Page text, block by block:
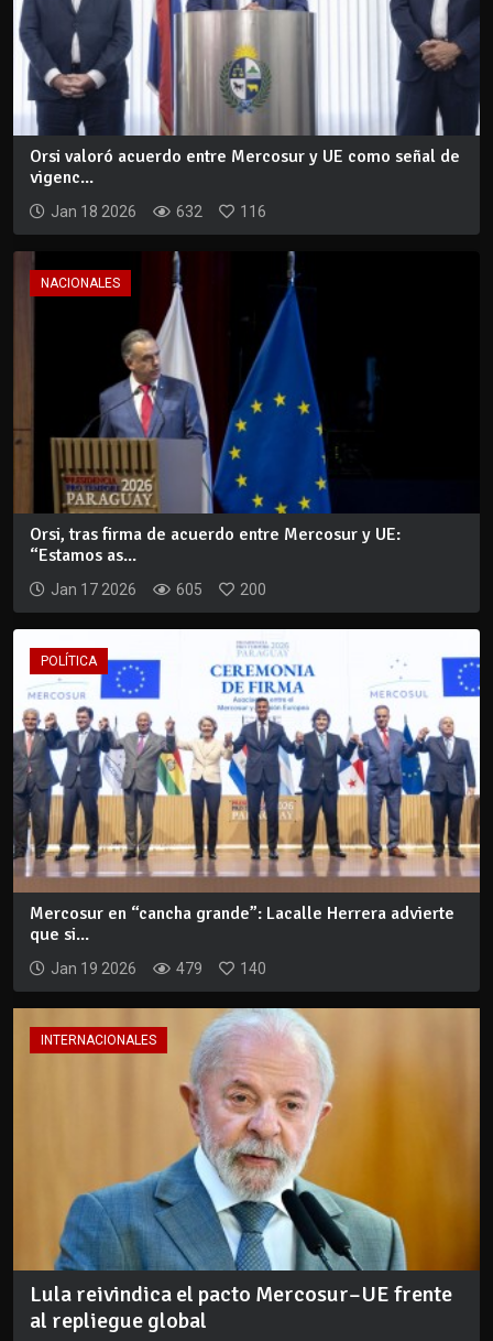
Orsi valoró acuerdo entre Mercosur y UE como señal de
vigenc...
Jan 18 2026 632 116
NACIONALES
Orsi, tras firma de acuerdo entre Mercosur y UE:
“Estamos as...
Jan 17 2026 605 200
POLÍTICA
Mercosur en “cancha grande”: Lacalle Herrera advierte
que si...
Jan 19 2026 479 140
INTERNACIONALES
Lula reivindica el pacto Mercosur–UE frente
al repliegue global